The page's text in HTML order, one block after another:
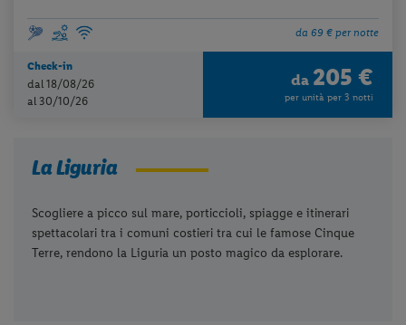
da 69 € per notte
Check-in
dal 18/08/26
al 30/10/26
da 205 €
per unità per 3 notti
La Liguria
Scogliere a picco sul mare, porticcioli, spiagge e itinerari
spettacolari tra i comuni costieri tra cui le famose Cinque
Terre, rendono la Liguria un posto magico da esplorare.